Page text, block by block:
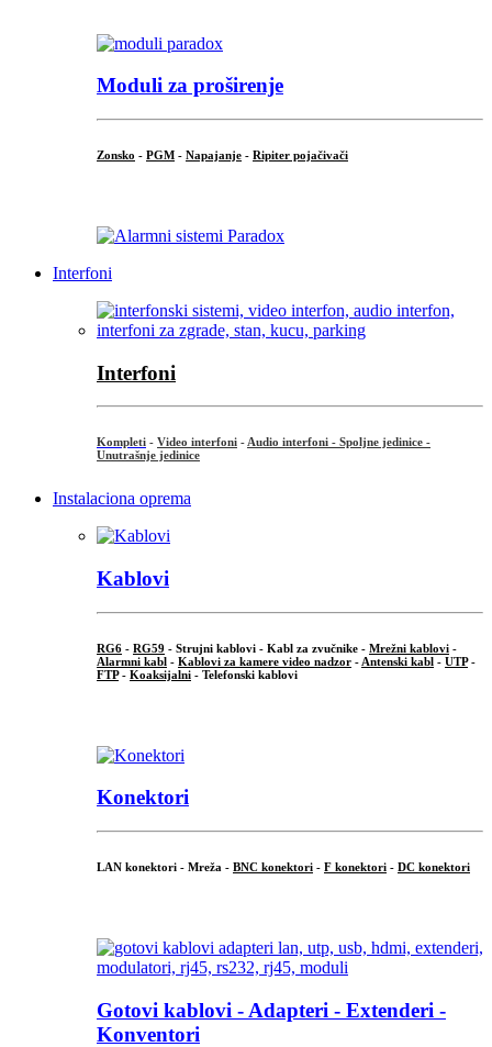
Moduli za proširenje
Zonsko - PGM - Napajanje - Ripiter pojačivači
Interfoni
Interfoni
Kompleti - Video interfoni - Audio interfoni - Spoljne jedinice -
Unutrašnje jedinice
Instalaciona oprema
Kablovi
RG6 - RG59 - Strujni kablovi - Kabl za zvučnike - Mrežni kablovi -
Alarmni kabl - Kablovi za kamere video nadzor - Antenski kabl - UTP-
FTP- Koaksijalni - Telefonski kablovi
Konektori
LAN konektori - Mreža - BNC konektori - F konektori - DC konektori
Gotovi kablovi - Adapteri - Extenderi -
Konventori